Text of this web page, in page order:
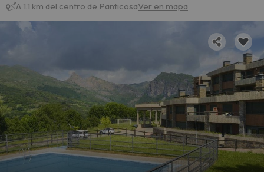
A 1.1 km del centro de PanticosaVer en mapa